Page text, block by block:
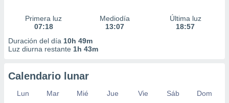
Primera luz
07:18
Mediodía
13:07
Última luz
18:57
Duración del día 10h 49m
Luz diurna restante 1h 43m
Calendario lunar
Lun Mar Mié Jue Vie Sáb
Dom